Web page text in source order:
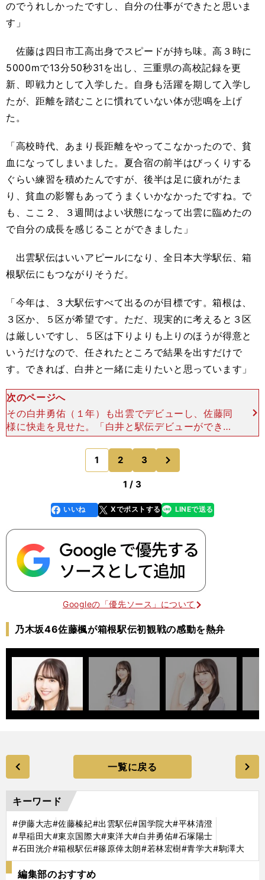
のでうれしかったですし、自分の仕事ができたと思いま
す」
佐藤は四日市工高出身でスピードが持ち味。高３時に
5000mで13分50秒31を出し、三重県の高校記録を更
新、即戦力として入学した。自身も活躍を期して入学し
たが、距離を踏むことに慣れていない体が悲鳴を上げ
た。
「高校時代、あまり長距離をやってこなかったので、貧
血になってしまいました。夏合宿の前半はびっくりする
ぐらい練習を積めたんですが、後半は足に疲れがたま
り、貧血の影響もあってうまくいかなかったですね。で
も、ここ２、３週間はよい状態になって出雲に臨めたの
で自分の成長を感じることができました」
出雲駅伝はいいアピールになり、全日本大学駅伝、箱
根駅伝にもつながりそうだ。
「今年は、３大駅伝すべて出るのが目標です。箱根は、
３区か、５区が希望です。ただ、現実的に考えると３区
は厳しいですし、５区は下りよりも上りのほうが得意と
いうだけなので、任されたところで結果を出すだけで
す。できれば、白井と一緒に走りたいと思っています」
次のページへ
その白井勇佑（１年）も出雲でデビューし、佐藤同
様に快走を見せた。「白井と駅伝デビューができて
よかったです。白井は持ちタイムがよかったので負
けたくはないですけど、一緒に強くなりたいです
ね。４年になった
1 2 3
1 / 3
faceboo
k
いいね Xでポストする
line LINEで送る
Googleの「優先ソース」について
乃木坂46佐藤楓が箱根駅伝初観戦の感動を熱弁
一覧に戻る
キーワード
#伊藤大志#佐藤榛紀#出雲駅伝#国学院大#平林清澄
#早稲田大#東京国際大#東洋大#白井勇佑#石塚陽士
#石田洸介#箱根駅伝#篠原倖太朗#若林宏樹#青学大#駒澤大
編集部のおすすめ